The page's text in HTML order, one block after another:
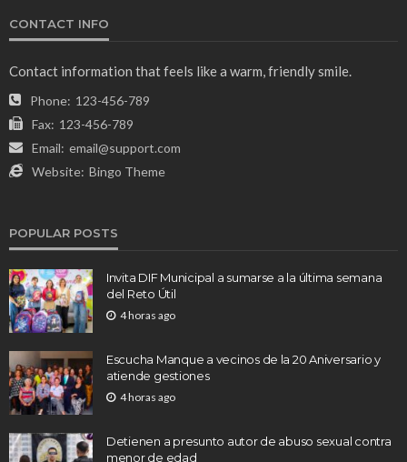
CONTACT INFO
Contact information that feels like a warm, friendly smile.
Phone: 123-456-789
Fax: 123-456-789
Email: email@support.com
Website: Bingo Theme
POPULAR POSTS
Invita DIF Municipal a sumarse a la última semana
del Reto Útil
4 horas ago
Escucha Manque a vecinos de la 20 Aniversario y
atiende gestiones
4 horas ago
Detienen a presunto autor de abuso sexual contra
menor de edad